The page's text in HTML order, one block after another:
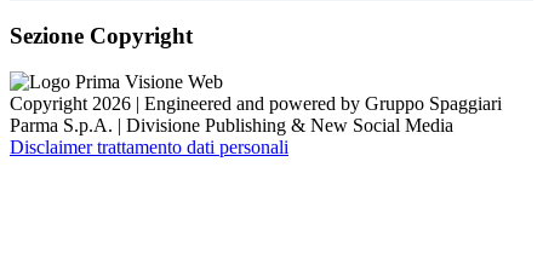
Sezione Copyright
Copyright 2026 | Engineered and powered by Gruppo Spaggiari
Parma S.p.A. | Divisione Publishing & New Social Media
Disclaimer trattamento dati personali